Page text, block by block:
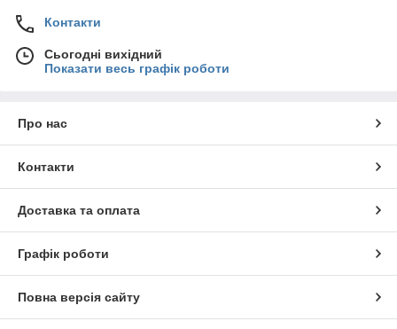
Контакти
Сьогодні вихідний
Показати весь графік роботи
Про нас
Контакти
Доставка та оплата
Графік роботи
Повна версія сайту